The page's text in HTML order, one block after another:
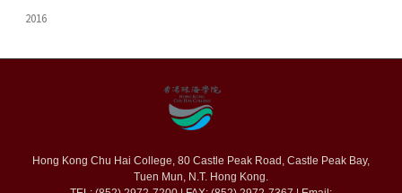
2016
Hong Kong Chu Hai College, 80 Castle Peak Road, Castle Peak Bay,
Tuen Mun, N.T. Hong Kong.